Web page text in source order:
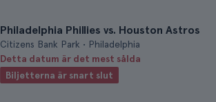
Philadelphia Phillies vs. Houston Astros
Citizens Bank Park • Philadelphia
Detta datum är det mest sålda
Biljetterna är snart slut